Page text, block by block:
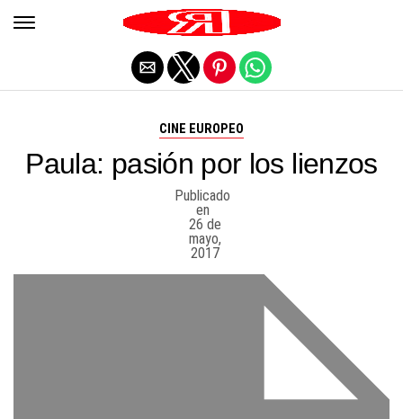
CINE EUROPEO
Paula: pasión por los lienzos
Publicado
en
26 de
mayo,
2017
Salir de la versión móvil